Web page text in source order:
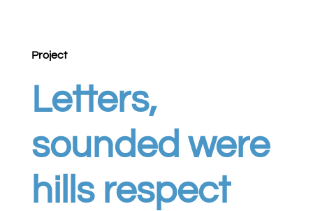
Project
Letters,
sounded were
hills respect